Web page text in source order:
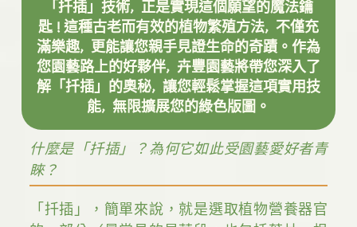
「扦插」技術，正是實現這個願望的魔法鑰
匙！這種古老而有效的植物繁殖方法，不僅充
滿樂趣，更能讓您親手見證生命的奇蹟。作為
您園藝路上的好夥伴，卉豐園藝將帶您深入了
解「扦插」的奧秘，讓您輕鬆掌握這項實用技
能，無限擴展您的綠色版圖。
什麼是「扦插」？為何它如此受園藝愛好者青
睞？
「扦插」，簡單來說，就是選取植物營養器官